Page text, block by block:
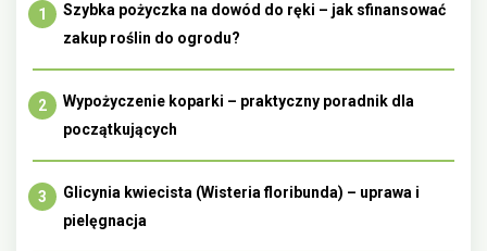
Szybka pożyczka na dowód do ręki – jak sfinansować
zakup roślin do ogrodu?
Wypożyczenie koparki – praktyczny poradnik dla
początkujących
Glicynia kwiecista (Wisteria floribunda) – uprawa i
pielęgnacja